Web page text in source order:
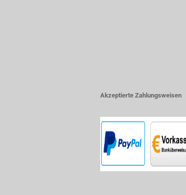
Akzeptierte Zahlungsweisen